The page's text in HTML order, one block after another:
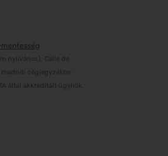
nyilvános): Calle de
cégjegyzékbe
által akkreditált ügynök.